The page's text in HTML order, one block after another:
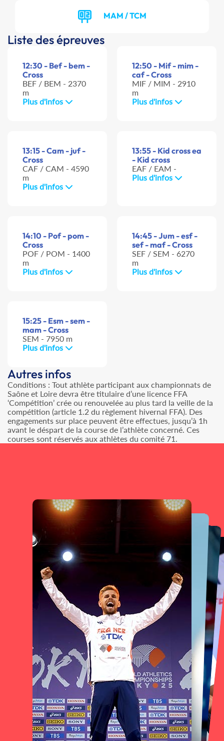
MAM / TCM
Liste des épreuves
12:30 - Bef - bem -
Cross
BEF / BEM - 2370
m
Plus d'infos
12:50 - Mif - mim -
caf - Cross
MIF / MIM - 2910
m
Plus d'infos
13:15 - Cam - juf -
Cross
CAF / CAM - 4590
m
Plus d'infos
13:55 - Kid cross ea
- Kid cross
EAF / EAM -
Plus d'infos
14:10 - Pof - pom -
Cross
POF / POM - 1400
m
Plus d'infos
14:45 - Jum - esf -
sef - maf - Cross
SEF / SEM - 6270
m
Plus d'infos
15:25 - Esm - sem -
mam - Cross
SEM - 7950 m
Plus d'infos
Autres infos
Conditions : Tout athlète participant aux championnats de
Saône et Loire devra être titulaire d’une licence FFA
‘Compétition’ crée ou renouvelée au plus tard la veille de la
compétition (article 1.2 du règlement hivernal FFA). Des
engagements sur place peuvent être effectues, jusqu’à 1h
avant le déspart de la course de l’athlète concerné. Ces
courses sont réservés aux athlètes du comité 71.